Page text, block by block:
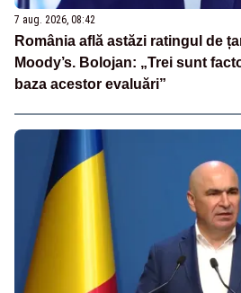
7 aug. 2026, 08:42
România află astăzi ratingul de
Moody’s. Bolojan: „Trei sunt
baza acestor evaluări”